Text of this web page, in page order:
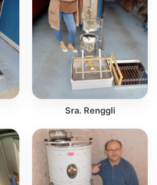
Sra. Renggli